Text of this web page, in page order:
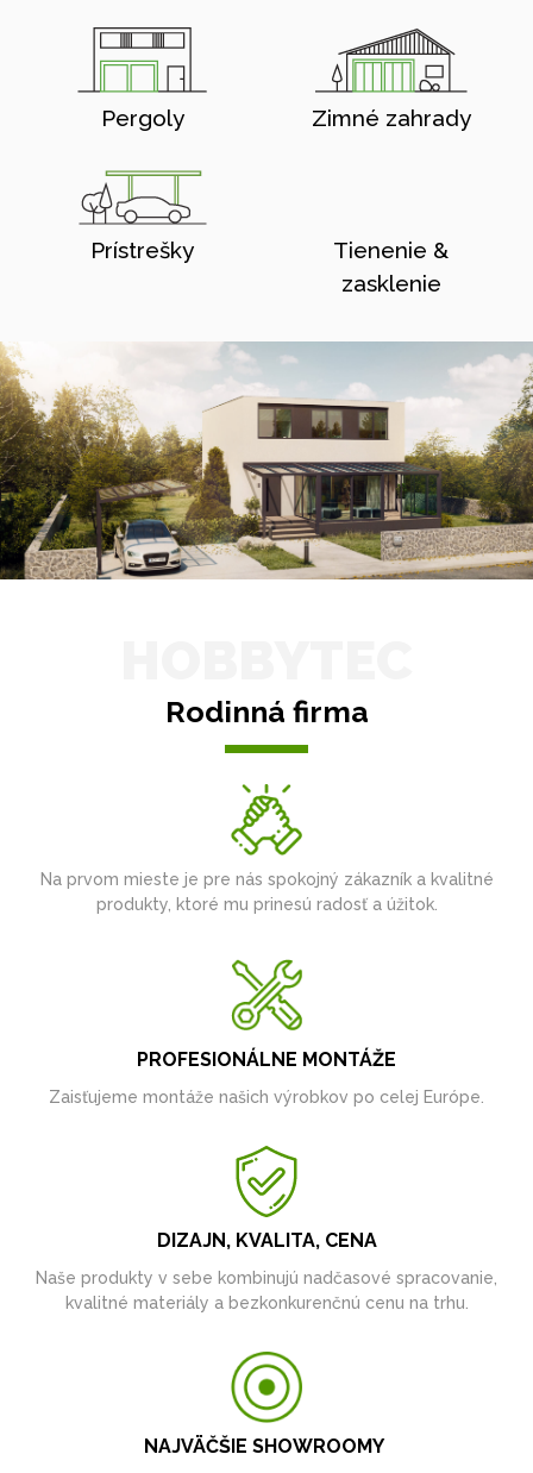
Pergoly Zimné zahrady
Prístrešky
Tienenie &
zasklenie
Rodinná firma
Na prvom mieste je pre nás spokojný zákazník a kvalitné
produkty, ktoré mu prinesú radosť a úžitok.
PROFESIONÁLNE MONTÁŽE
Zaisťujeme montáže našich výrobkov po celej Európe.
DIZAJN, KVALITA, CENA
Naše produkty v sebe kombinujú nadčasové spracovanie,
kvalitné materiály a bezkonkurenčnú cenu na trhu.
NAJVÄČŠIE SHOWROOMY